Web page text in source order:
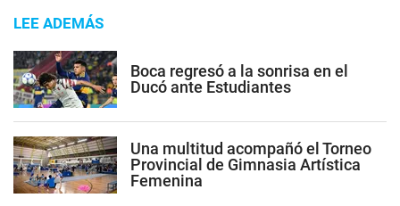
LEE ADEMÁS
Boca regresó a la sonrisa en el
Ducó ante Estudiantes
Una multitud acompañó el Torneo
Provincial de Gimnasia Artística
Femenina